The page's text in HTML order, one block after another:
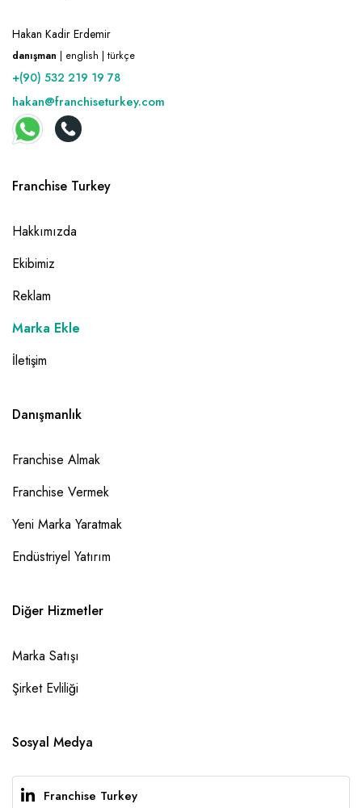
Hakan Kadir Erdemir
danışman | english | türkçe
+(90) 532 219 19 78
hakan@franchiseturkey.com
Franchise Turkey
Hakkımızda
Ekibimiz
Reklam
Marka Ekle
İletişim
Danışmanlık
Franchise Almak
Franchise Vermek
Yeni Marka Yaratmak
Endüstriyel Yatırım
Diğer Hizmetler
Marka Satışı
Şirket Evliliği
Sosyal Medya
Franchise Turkey